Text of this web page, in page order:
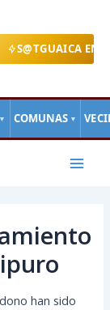
S@TGUAICA EN
▼ COMUNAS ▼
Main
han sido